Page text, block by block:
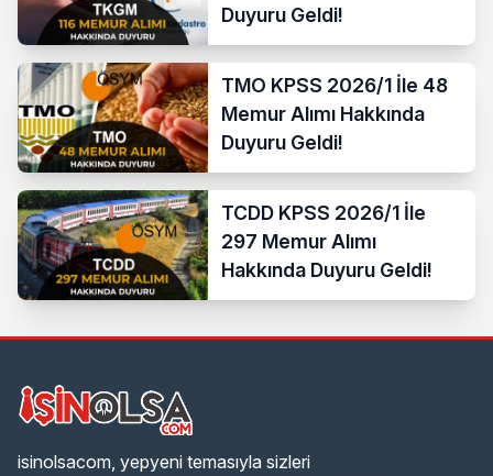
Duyuru Geldi!
TMO KPSS 2026/1 İle 48
Memur Alımı Hakkında
Duyuru Geldi!
TCDD KPSS 2026/1 İle
297 Memur Alımı
Hakkında Duyuru Geldi!
isinolsacom, yepyeni temasıyla sizleri